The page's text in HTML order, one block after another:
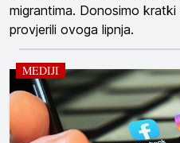
migrantima. Donosimo
provjerili ovoga lipnja.
MEDIJI